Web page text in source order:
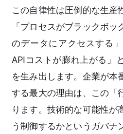
この自律性は圧倒的な生産
「プロセスがブラックボ
のデータにアクセスする
APIコストが膨れ上がる」
を生み出します。企業が本
する最大の理由は、この「
ります。技術的な可能性が
う制御するかというガバナ